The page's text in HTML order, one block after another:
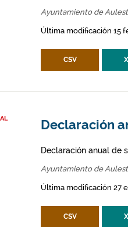
Ayuntamiento de
Última modificación 15
CSV
Declaración
Declaración anual de
Ayuntamiento de
Última modificación 27
CSV